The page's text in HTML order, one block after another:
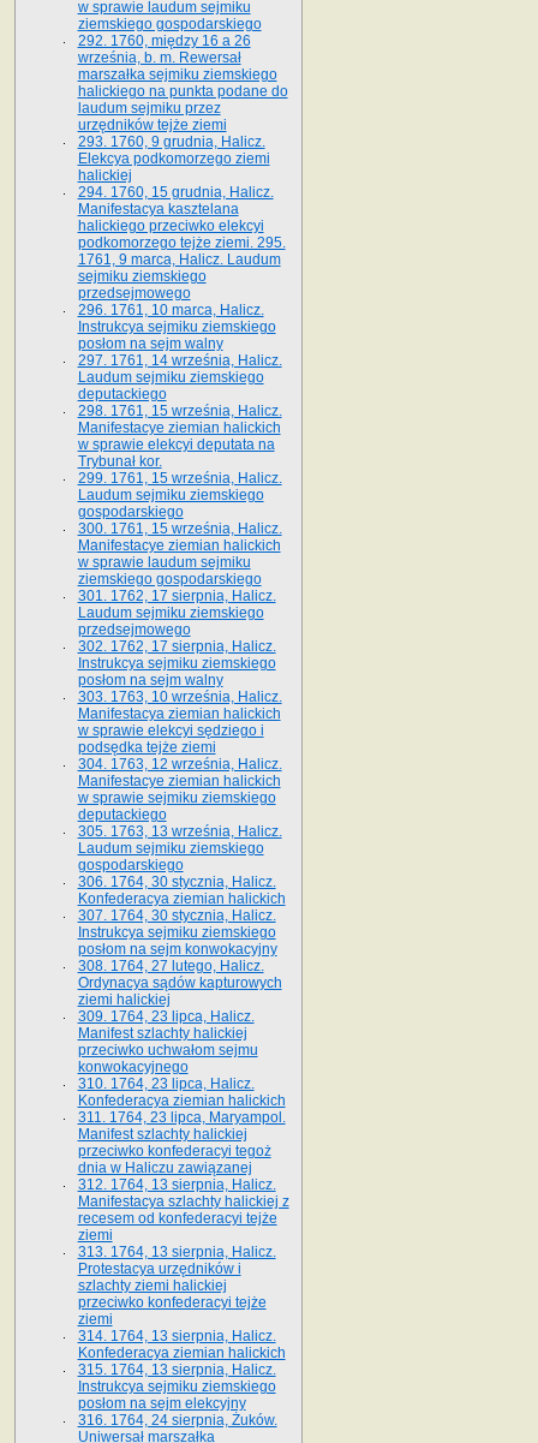
w sprawie laudum sejmiku
ziemskiego gospodarskiego
292. 1760, między 16 a 26
września, b. m. Rewersał
marszałka sejmiku ziemskiego
halickiego na punkta podane do
laudum sejmiku przez
urzędników tejże ziemi
293. 1760, 9 grudnia, Halicz.
Elekcya podkomorzego ziemi
halickiej
294. 1760, 15 grudnia, Halicz.
Manifestacya kasztelana
halickiego przeciwko elekcyi
podkomorzego tejże ziemi. 295.
1761, 9 marca, Halicz. Laudum
sejmiku ziemskiego
przedsejmowego
296. 1761, 10 marca, Halicz.
Instrukcya sejmiku ziemskiego
posłom na sejm walny
297. 1761, 14 września, Halicz.
Laudum sejmiku ziemskiego
deputackiego
298. 1761, 15 września, Halicz.
Manifestacye ziemian halickich
w sprawie elekcyi deputata na
Trybunał kor.
299. 1761, 15 września, Halicz.
Laudum sejmiku ziemskiego
gospodarskiego
300. 1761, 15 września, Halicz.
Manifestacye ziemian halickich
w sprawie laudum sejmiku
ziemskiego gospodarskiego
301. 1762, 17 sierpnia, Halicz.
Laudum sejmiku ziemskiego
przedsejmowego
302. 1762, 17 sierpnia, Halicz.
Instrukcya sejmiku ziemskiego
posłom na sejm walny
303. 1763, 10 września, Halicz.
Manifestacya ziemian halickich
w sprawie elekcyi sędziego i
podsędka tejże ziemi
304. 1763, 12 września, Halicz.
Manifestacye ziemian halickich
w sprawie sejmiku ziemskiego
deputackiego
305. 1763, 13 września, Halicz.
Laudum sejmiku ziemskiego
gospodarskiego
306. 1764, 30 stycznia, Halicz.
Konfederacya ziemian halickich
307. 1764, 30 stycznia, Halicz.
Instrukcya sejmiku ziemskiego
posłom na sejm konwokacyjny
308. 1764, 27 lutego, Halicz.
Ordynacya sądów kapturowych
ziemi halickiej
309. 1764, 23 lipca, Halicz.
Manifest szlachty halickiej
przeciwko uchwałom sejmu
konwokacyjnego
310. 1764, 23 lipca, Halicz.
Konfederacya ziemian halickich
311. 1764, 23 lipca, Maryampol.
Manifest szlachty halickiej
przeciwko konfederacyi tegoż
dnia w Haliczu zawiązanej
312. 1764, 13 sierpnia, Halicz.
Manifestacya szlachty halickiej z
recesem od konfederacyi tejże
ziemi
313. 1764, 13 sierpnia, Halicz.
Protestacya urzędników i
szlachty ziemi halickiej
przeciwko konfederacyi tejże
ziemi
314. 1764, 13 sierpnia, Halicz.
Konfederacya ziemian halickich
315. 1764, 13 sierpnia, Halicz.
Instrukcya sejmiku ziemskiego
posłom na sejm elekcyjny
316. 1764, 24 sierpnia, Żuków.
Uniwersał marszałka